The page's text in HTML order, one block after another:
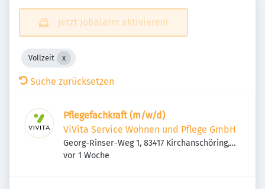
Jetzt Jobalarm aktivieren!
Vollzeit
Suche zurücksetzen
Pflegefachkraft (m/w/d)
ViVita Service Wohnen und Pflege GmbH
Georg-Rinser-Weg 1, 83417 Kirchanschöring,
Deutschland
Veröffentlicht
vor 1 Woche